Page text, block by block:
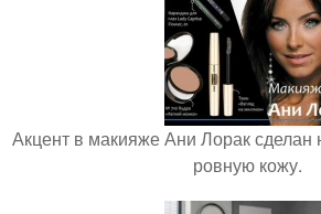
Акцент в макияже Ани Лорак сделан
ровную кожу.